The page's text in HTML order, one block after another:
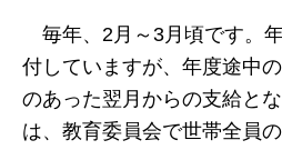
毎年、2月～3月頃です。
付していますが、年度途中
のあった翌月からの支給と
は、教育委員会で世帯全員